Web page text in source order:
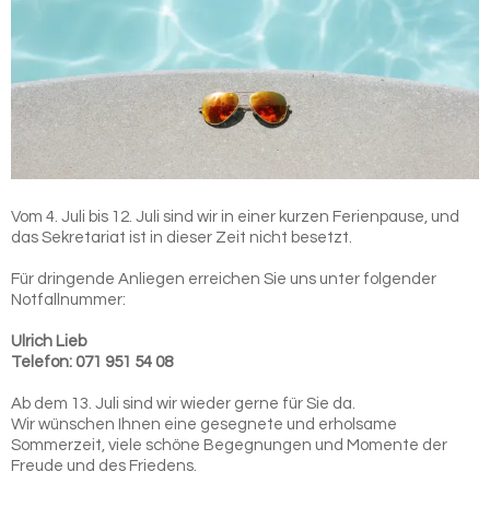
Vom 4. Juli bis 12. Juli sind wir in einer kurzen Ferienpause, und
das Sekretariat ist in dieser Zeit nicht besetzt.
Für dringende Anliegen erreichen Sie uns unter folgender
Notfallnummer:
Ulrich Lieb
Telefon: 071 951 54 08
Ab dem 13. Juli sind wir wieder gerne für Sie da.
Wir wünschen Ihnen eine gesegnete und erholsame
Sommerzeit, viele schöne Begegnungen und Momente der
Freude und des Friedens.